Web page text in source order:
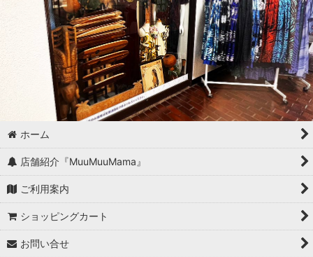
ホーム
店舗紹介『MuuMuuMama』
ご利用案内
ショッピングカート
お問い合せ